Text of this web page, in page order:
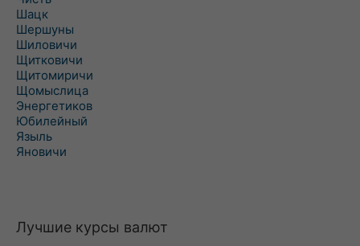
Шацк
Шершуны
Шиловичи
Щитковичи
Щитомиричи
Щомыслица
Энергетиков
Юбилейный
Языль
Яновичи
Лучшие курсы валют